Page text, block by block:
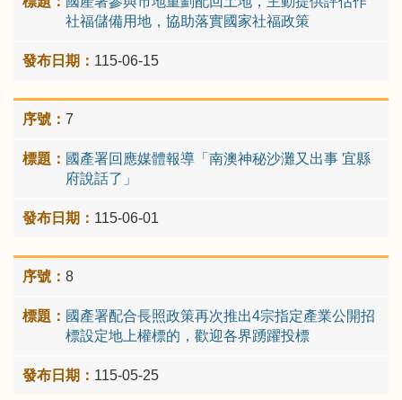
社福儲備用地，協助落實國家社福政策
115-06-15
7
國產署回應媒體報導「南澳神秘沙灘又出事 宜縣
府說話了」
115-06-01
8
國產署配合長照政策再次推出4宗指定產業公開招
標設定地上權標的，歡迎各界踴躍投標
115-05-25